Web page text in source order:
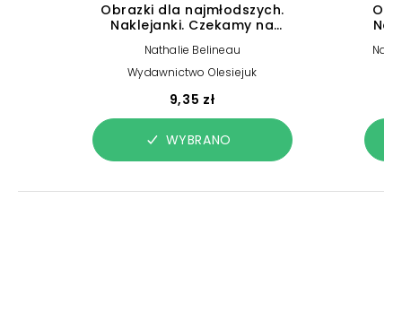
Obrazki dla najmłodszych.
Naklejanki. Czekamy na
Nathalie Belineau
Wydawnictwo Olesiejuk
9,35 zł
WYBRANO